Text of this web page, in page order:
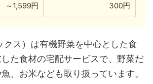
～1,599円 300円
クス）は有機野菜を中心とした食
た食材の宅配サービスで、野菜だ
、お米なども取り扱っています。